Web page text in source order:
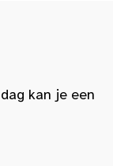
kan je een